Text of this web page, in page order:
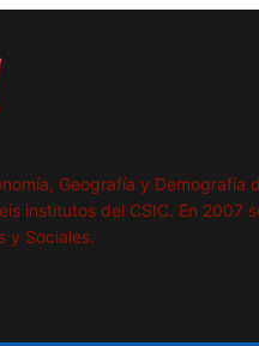
Geografía y Demografía
institutos del CSIC. En 2007
y Sociales.